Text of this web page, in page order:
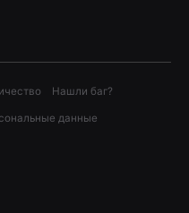
Нашли баг?
данные